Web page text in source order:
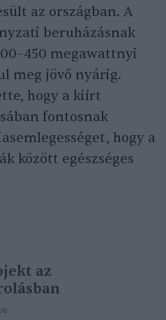
az országban. A
beruházásnak
megawattnyi
meg jövő nyárig.
hogy a kiírt
fontosnak
hogy a
között egészséges
az